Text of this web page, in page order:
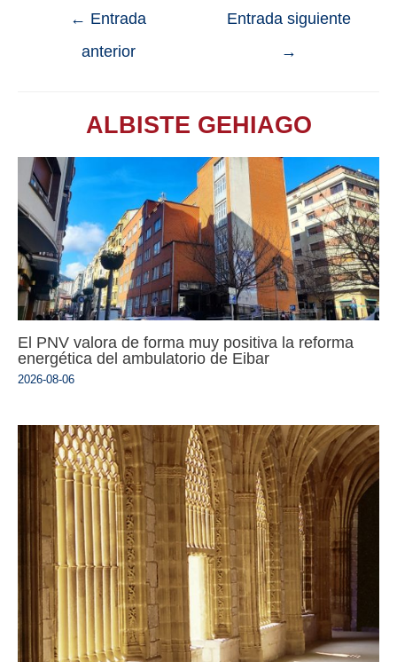
← Entrada
anterior
Entrada siguiente
→
ALBISTE GEHIAGO
El PNV valora de forma muy positiva la reforma
energética del ambulatorio de Eibar
2026-08-06